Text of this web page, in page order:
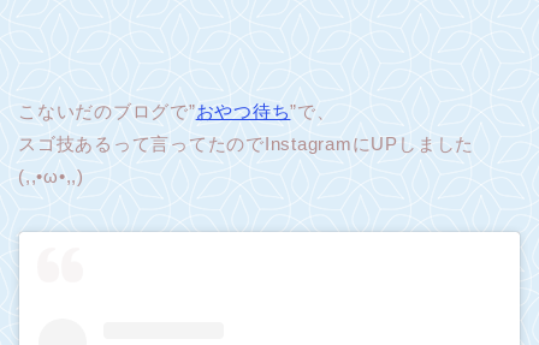
こないだのブログで”おやつ待ち”で、
スゴ技あるって言ってたのでInstagramにUPしました
(,,•ω•,,)